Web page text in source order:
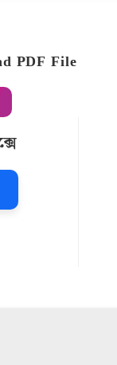
PDF File